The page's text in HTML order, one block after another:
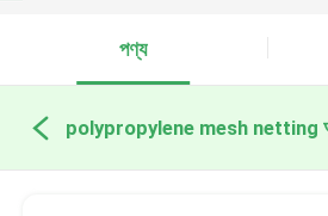
পণ্য
polypropylene mesh netting